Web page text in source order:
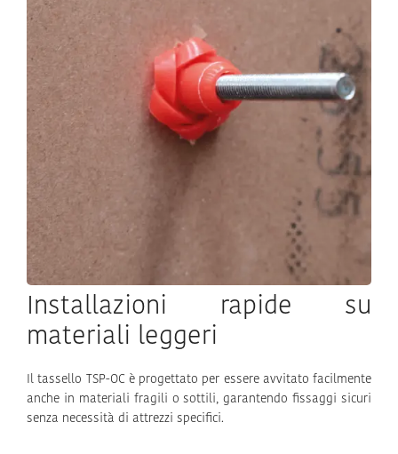
Installazioni rapide su
materiali leggeri
Il tassello TSP-OC è progettato per essere avvitato facilmente
anche in materiali fragili o sottili, garantendo fissaggi sicuri
senza necessità di attrezzi specifici.